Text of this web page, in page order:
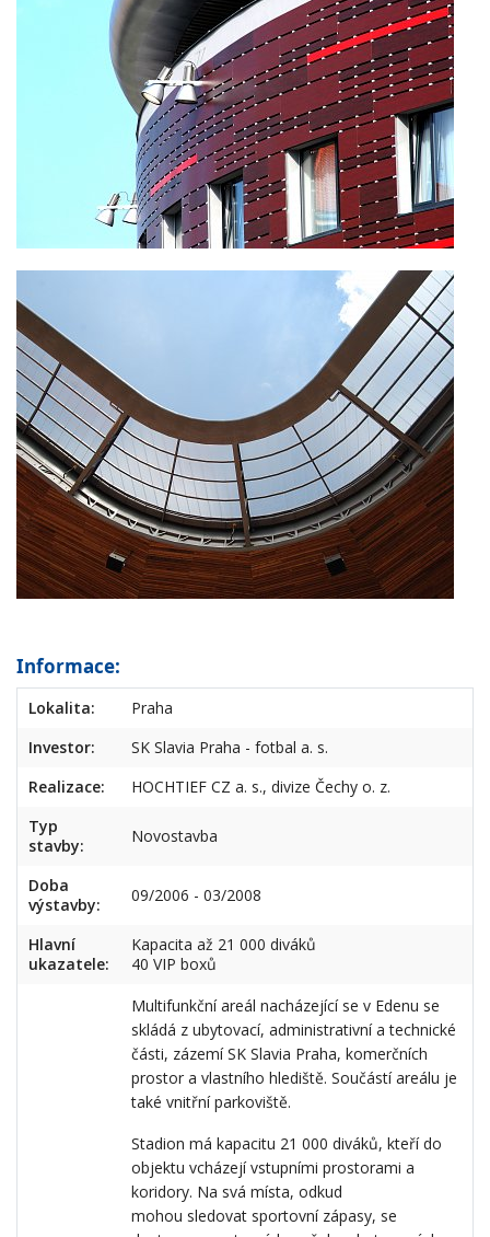
Informace:
Lokalita:
Praha
Investor:
SK Slavia Praha - fotbal a. s.
Realizace:
HOCHTIEF CZ a. s., divize Čechy o. z.
Typ
stavby:
Novostavba
Doba
výstavby:
09/2006 - 03/2008
Hlavní
ukazatele:
Kapacita až 21 000 diváků
40 VIP boxů
Multifunkční areál nacházející se v Edenu se
skládá z ubytovací, administrativní a technické
části, zázemí SK Slavia Praha, komerčních
prostor a vlastního hlediště. Součástí areálu je
také vnitřní parkoviště.
Stadion má kapacitu 21 000 diváků, kteří do
objektu vcházejí vstupními prostorami a
koridory. Na svá místa, odkud
mohou sledovat sportovní zápasy, se